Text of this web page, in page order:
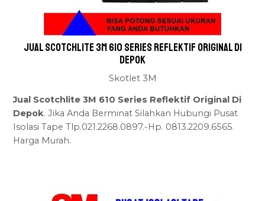
Jual Scotchlite 3M 610 Series Reflektif Original Di
Depok
Skotlet 3M
Jual Scotchlite 3M 610 Series Reflektif Original Di
Depok. Jika Anda Berminat Silahkan Hubungi Pusat
Isolasi Tape Tlp.021.2268.0897.-Hp. 0813.2209.6565.
Harga Murah.